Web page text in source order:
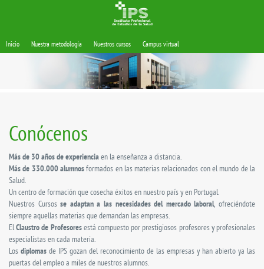
Inicio Nuestra metodología Nuestros cursos Campus virtual
Conócenos
Más de 30 años de experienciaen la enseñanza a distancia.
Más de 330.000 alumnosformados en las materias relacionados con el mundo de la
Salud.
Un centro de formación que cosecha éxitos en nuestro país y en Portugal.
Nuestros Cursosse adaptan a las necesidades del mercado laboral, ofreciéndote
siempre aquellas materias que demandan las empresas.
ElClaustro de Profesoresestá compuesto por prestigiosos profesores y profesionales
especialistas en cada materia.
Los diplomas de IPS gozan del reconocimiento de las empresas y han abierto ya las
puertas del empleo a miles de nuestros alumnos.